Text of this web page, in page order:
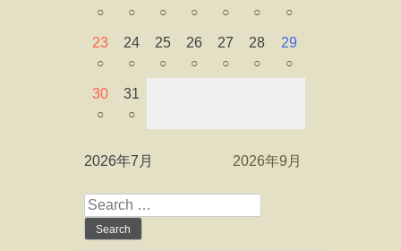
○ ○ ○ ○ ○ ○ ○
23
○
24
○
25
○
26
○
27
○
28
○
29
○
30
○
31
○
2026年7月 2026年9月
Search
for: